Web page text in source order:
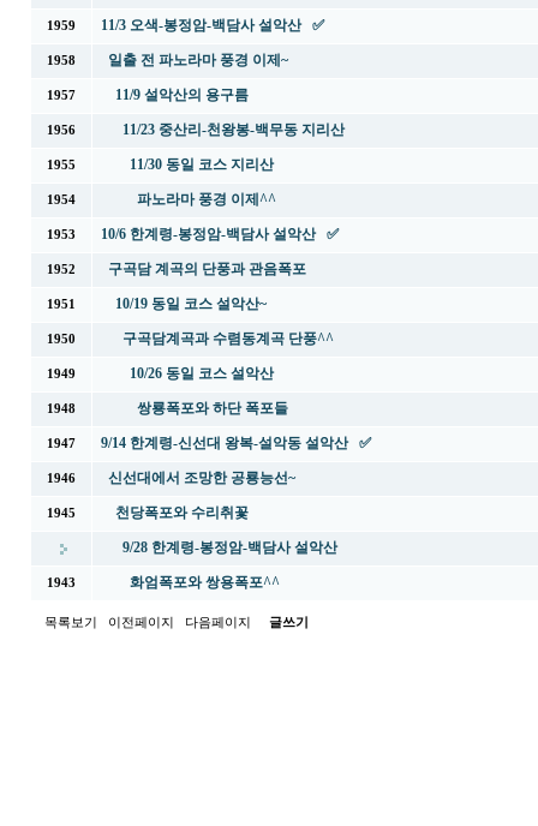
1959 11/3 오색-봉정암-백담사 설악산 ✅
1958 일출 전 파노라마 풍경 이제~
1957 11/9 설악산의 용구름
1956 11/23 중산리-천왕봉-백무동 지리산
1955 11/30 동일 코스 지리산
1954 파노라마 풍경 이제^^
1953 10/6 한계령-봉정암-백담사 설악산 ✅
1952 구곡담 계곡의 단풍과 관음폭포
1951 10/19 동일 코스 설악산~
1950 구곡담계곡과 수렴동계곡 단풍^^
1949 10/26 동일 코스 설악산
1948 쌍룡폭포와 하단 폭포들
1947 9/14 한계령-신선대 왕복-설악동 설악산 ✅
1946 신선대에서 조망한 공룡능선~
1945 천당폭포와 수리취꽃
9/28 한계령-봉정암-백담사 설악산
1943 화엄폭포와 쌍용폭포^^
목록보기 이전페이지 다음페이지 글쓰기